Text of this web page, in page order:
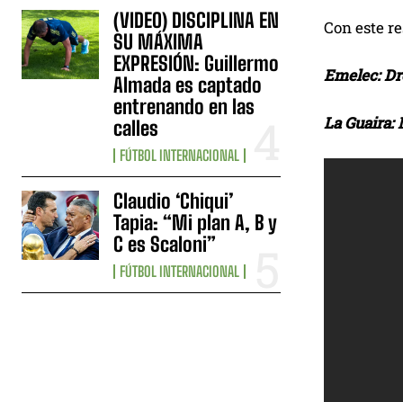
(VIDEO) DISCIPLINA EN
SU MÁXIMA
EXPRESIÓN: Guillermo
Almada es captado
entrenando en las
calles
FÚTBOL INTERNACIONAL
Claudio ‘Chiqui’
Tapia: “Mi plan A, B y
C es Scaloni”
FÚTBOL INTERNACIONAL
Con este
Emelec:
La Guaira: